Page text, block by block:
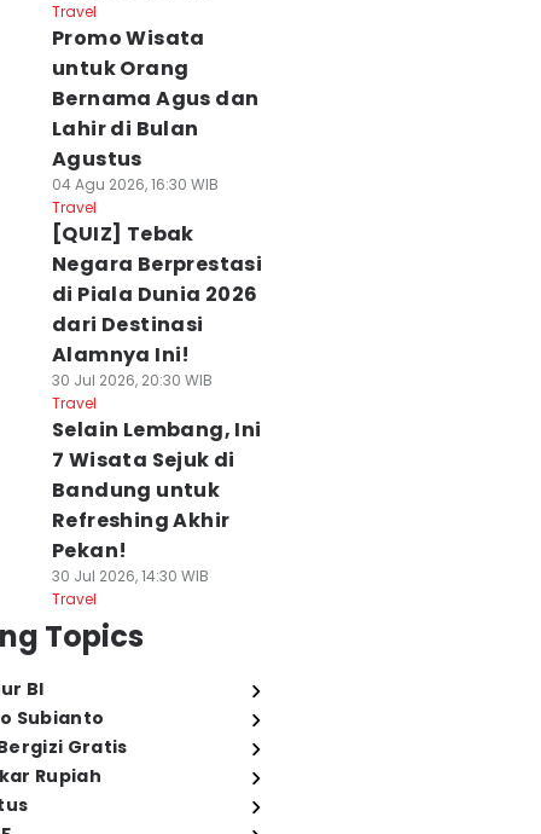
Travel
Promo Wisata
untuk Orang
Bernama Agus dan
Lahir di Bulan
Agustus
04 Agu 2026, 16:30 WIB
Travel
[QUIZ] Tebak
Negara Berprestasi
di Piala Dunia 2026
dari Destinasi
Alamnya Ini!
30 Jul 2026, 20:30 WIB
Travel
Selain Lembang, Ini
7 Wisata Sejuk di
Bandung untuk
Refreshing Akhir
Pekan!
30 Jul 2026, 14:30 WIB
Travel
Topics
BI
Subianto
Gratis
Rupiah